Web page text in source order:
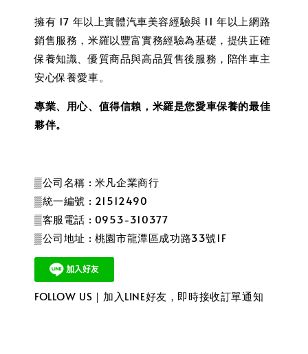
擁有 17 年以上實體汽車美容經驗與 11 年以上網路
銷售服務，米羅以豐富實務經驗為基礎，提供正確
保養知識、優質商品與高品質售後服務，陪伴車主
安心保養愛車。
專業、用心、值得信賴，米羅是您愛車保養的最佳
夥伴。
▒公司名稱 : 米凡企業商行
▒統一編號 : 21512490
▒客服電話 : 0953-310377
▒公司地址 : 桃園市龍潭區成功路33號1F
FOLLOW US｜加入LINE好友，即時接收訂單通知